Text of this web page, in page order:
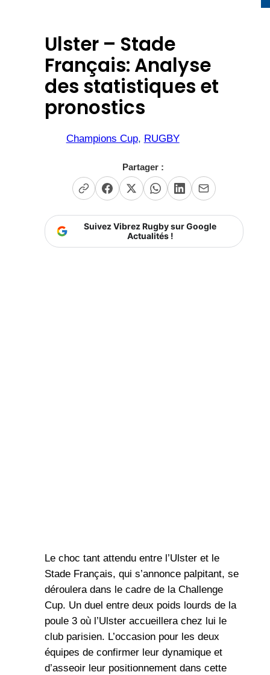
Ulster – Stade
Français: Analyse
des statistiques et
pronostics
Champions Cup, RUGBY
Partager :
Suivez Vibrez Rugby sur Google
Actualités !
Le choc tant attendu entre l’Ulster et le
Stade Français, qui s’annonce palpitant, se
déroulera dans le cadre de la Challenge
Cup. Un duel entre deux poids lourds de la
poule 3 où l’Ulster accueillera chez lui le
club parisien. L’occasion pour les deux
équipes de confirmer leur dynamique et
d’asseoir leur positionnement dans cette